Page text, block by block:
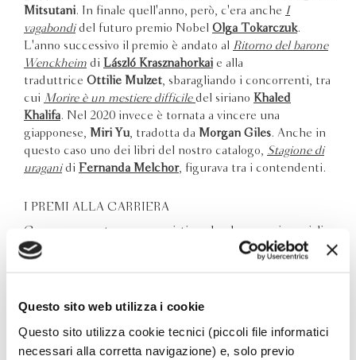
Questo sito web utilizza i cookie
Questo sito utilizza cookie tecnici (piccoli file informatici
necessari alla corretta navigazione) e, solo previo
Mitsutani. In finale quell'anno, però, c'era anche I
vagabondidel futuro premio Nobel Olga Tokarczuk.
L'anno successivo il premio è andato al
Ritorno del barone
Wenckheim di László Krasznahorkai e alla
traduttrice Ottilie Mulzet , sbaragliando i concorrenti, tra
cui Morire è un mestiere difficile del siriano Khaled
Khalifa. Nel 2020 invece è tornata a vincere una
giapponese,
Miri Yu , tradotta da Morgan Giles. Anche in
questo caso uno dei libri del nostro catalogo,
Stagione di
uraganidi Fernanda Melchor, figurava tra i contendenti.
I PREMI ALLA CARRIERA
Come accennato, sono previsti anche due premi speciali
alla carriera, che prendono in cosiderazione l'intera opera
mostri sacri delle lettere americane: i già citati
Mailer,Joan Didion ,Gore Vidal,John Ashbery , Don
DeLillo,Ursula K. Le Guinma anche il NobelToni